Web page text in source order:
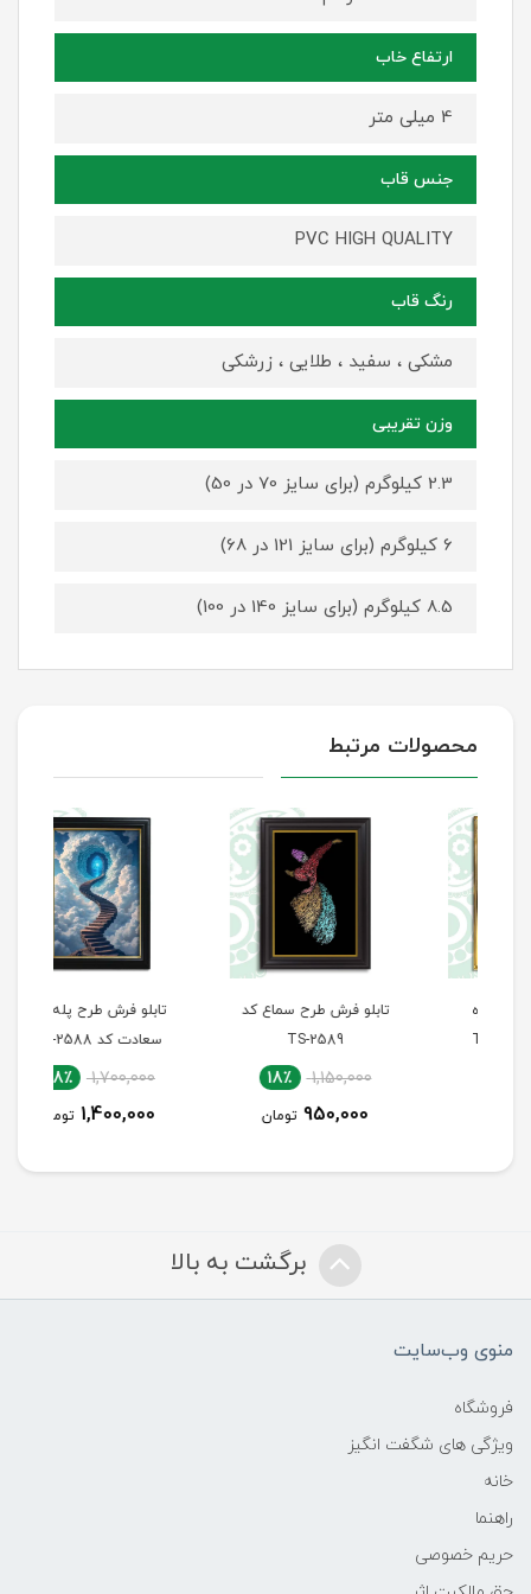
ارتفاع خاب
4 میلی متر
جنس قاب
PVC HIGH QUALITY
رنگ قاب
مشکی ، سفید ، طلایی ، زرشکی
وزن تقریبی
2.3 کیلوگرم (برای سایز 70 در 50)
6 کیلوگرم (برای سایز 121 در 68)
8.5 کیلوگرم (برای سایز 140 در 100)
محصولات مرتبط
تابلو فرش طرح سماع کد
1,150,000 18٪
950,000 تومان
تابلو فرش طرح پله‌های
سعادت کد TS-2588
1,700,000 18٪
1,400,000 تومان
برگشت به بالا
منوی وب‌سایت
فروشگاه
ویژگی های شگفت انگیز
خانه
راهنما
حریم خصوصی